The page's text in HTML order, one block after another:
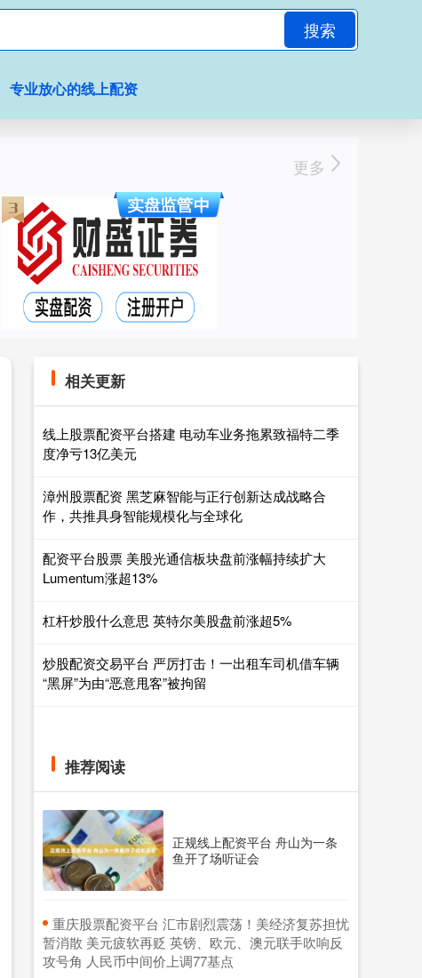
搜索
专业放心的线上配资
更多
相关更新
线上股票配资平台搭建 电动车业务拖累致福特二季
度净亏13亿美元
漳州股票配资 黑芝麻智能与正行创新达成战略合
作，共推具身智能规模化与全球化
配资平台股票 美股光通信板块盘前涨幅持续扩大
Lumentum涨超13%
杠杆炒股什么意思 英特尔美股盘前涨超5%
炒股配资交易平台 严厉打击！一出租车司机借车辆
“黑屏”为由“恶意甩客”被拘留
推荐阅读
正规线上配资平台 舟山为一条
鱼开了场听证会
​重庆股票配资平台 汇市剧烈震荡！美经济复苏担忧
暂消散 美元疲软再贬 英镑、欧元、澳元联手吹响反
攻号角 人民币中间价上调77基点